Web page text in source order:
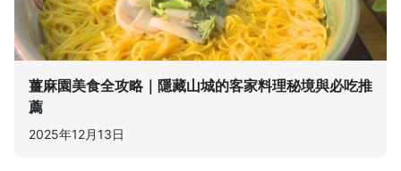
薑麻園美食全攻略｜隱藏山城的客家料理秘境與必吃推
薦
2025年12月13日